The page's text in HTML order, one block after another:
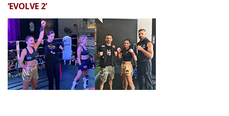
‘EVOLVE 2’